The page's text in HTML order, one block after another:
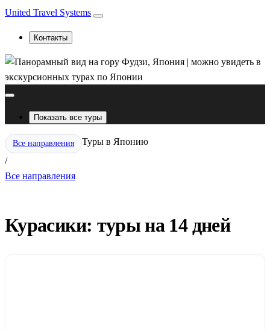
United Travel Systems
Контакты
Показать все туры
Все направления
/
Туры в Японию
Все направления
Курасики: туры на 14 дней